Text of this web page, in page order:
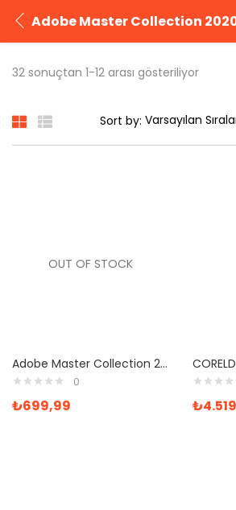
GIRIŞ YAP
32 sonuçtan 1-12 arası gösteriliyor
Sort by:
OUT OF STOCK
Adobe Master Collection 2020 Dijital Lisans Anahtarı
0
₺699,99 ₺